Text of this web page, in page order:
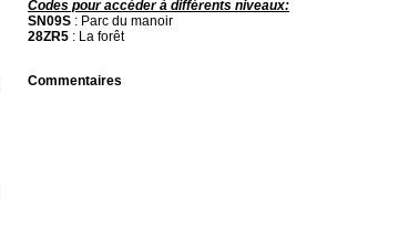
Codes pour accéder à différents niveaux:
SN09S : Parc du manoir
28ZR5 : La forêt
Commentaires